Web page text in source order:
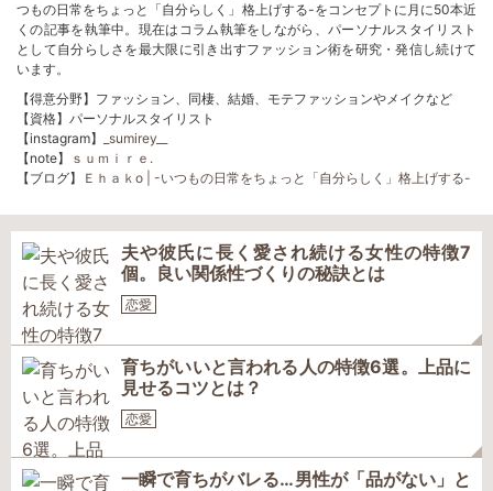
つもの日常をちょっと「自分らしく」格上げする-をコンセプトに月に50本近
くの記事を執筆中。現在はコラム執筆をしながら、パーソナルスタイリスト
として自分らしさを最大限に引き出すファッション術を研究・発信し続けて
います。
【得意分野】ファッション、同棲、結婚、モテファッションやメイクなど
【資格】パーソナルスタイリスト
【instagram】
_sumirey__
【note】
ｓｕｍｉｒｅ.
【ブログ】
Ｅｈａｋо | -いつもの日常をちょっと「自分らしく」格上げする-
夫や彼氏に長く愛され続ける女性の特徴7
個。良い関係性づくりの秘訣とは
恋愛
育ちがいいと言われる人の特徴6選。上品に
見せるコツとは？
恋愛
一瞬で育ちがバレる…男性が「品がない」と